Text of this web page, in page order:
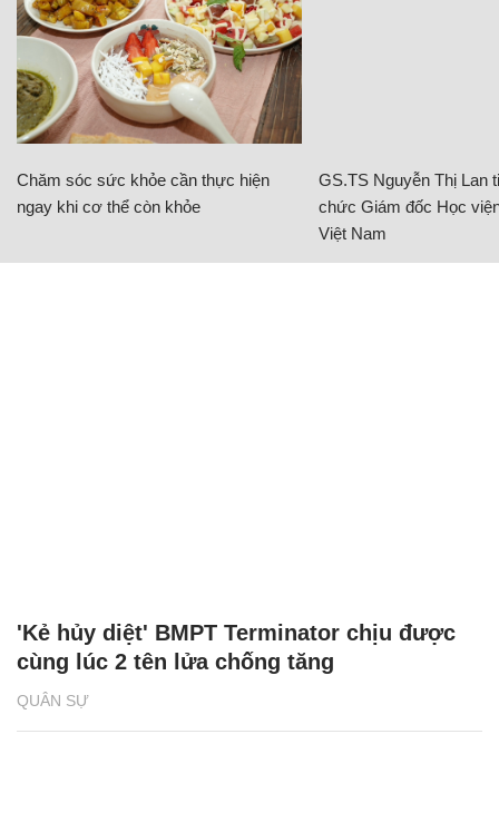
Chăm sóc sức khỏe cần thực hiện
ngay khi cơ thể còn khỏe
GS.TS Nguyễn Thị Lan
chức Giám đốc Học
Việt Nam
QUÂN SỰ
'Kẻ hủy diệt' BMPT Terminator chịu được
cùng lúc 2 tên lửa chống tăng